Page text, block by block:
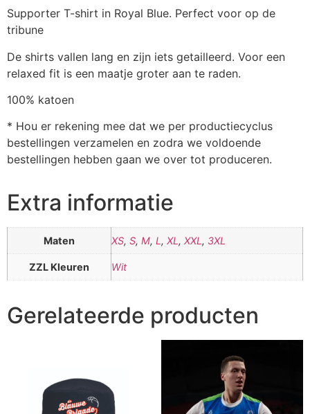
Supporter T-shirt in Royal Blue. Perfect voor op de
tribune
De shirts vallen lang en zijn iets getailleerd. Voor een
relaxed fit is een maatje groter aan te raden.
100% katoen
* Hou er rekening mee dat we per productiecyclus
bestellingen verzamelen en zodra we voldoende
bestellingen hebben gaan we over tot produceren.
Extra informatie
Maten XS, S, M, L, XL, XXL, 3XL
ZZL Kleuren Wit
Gerelateerde producten